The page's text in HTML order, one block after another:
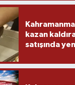
kazan
satışında